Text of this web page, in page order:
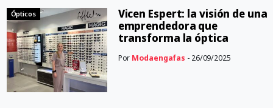
Ópticos
Vicen Espert: la visión de una
emprendedora que
transforma la óptica
Por Modaengafas - 26/09/2025